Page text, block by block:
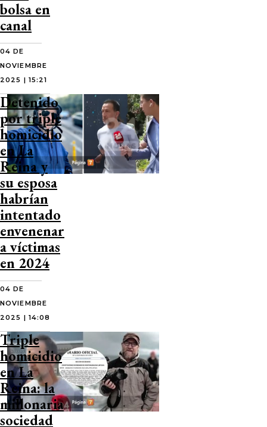
bolsa en
canal
04 DE
NOVIEMBRE
2025 | 15:21
Detenido
por triple
homicidio
en La
Reina y
su esposa
habrían
intentado
envenenar
a víctimas
en 2024
04 DE
NOVIEMBRE
2025 | 14:08
Triple
homicidio
en La
Reina: la
millonaria
sociedad